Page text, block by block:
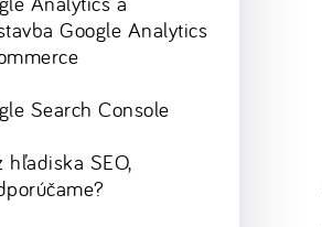
Google Analytics
Search Console
hľadiska SEO,